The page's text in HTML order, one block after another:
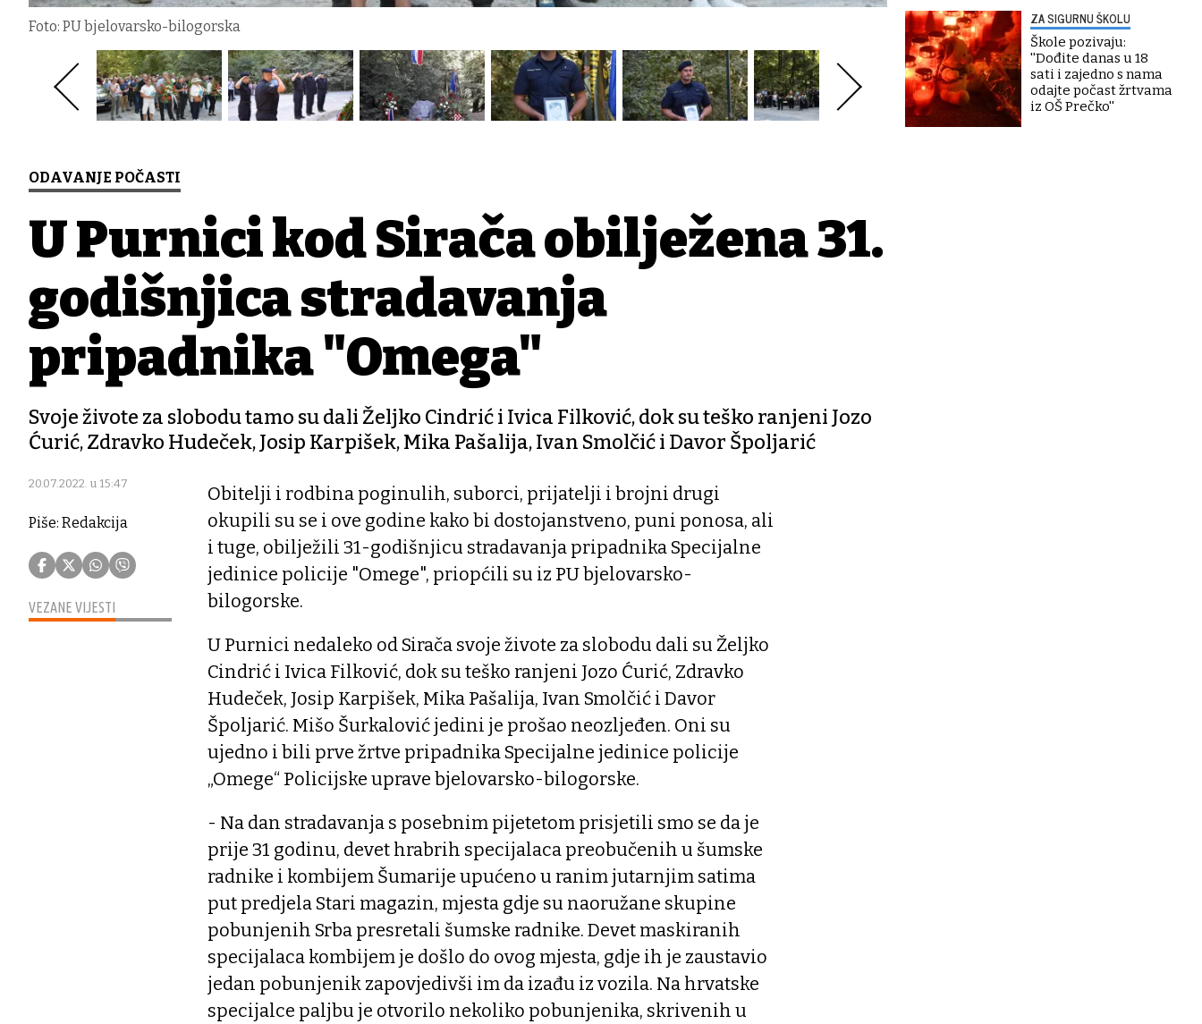
Foto: PU bjelovarsko-bilogorska
ODAVANJE POČASTI
U Purnici kod Sirača obilježena 31.
godišnjica stradavanja
pripadnika "Omega"
Svoje živote za slobodu tamo su dali Željko Cindrić i Ivica Filković, dok su teško ranjeni Jozo
Ćurić, Zdravko Hudeček, Josip Karpišek, Mika Pašalija, Ivan Smolčić i Davor Špoljarić
20.07.2022. u 15:47
Piše: Redakcija
VEZANE VIJESTI
Obitelji i rodbina poginulih, suborci, prijatelji i brojni drugi
okupili su se i ove godine kako bi dostojanstveno, puni ponosa, ali
i tuge, obilježili 31-godišnjicu stradavanja pripadnika Specijalne
jedinice policije "Omege", priopćili su iz PU bjelovarsko-
bilogorske.
U Purnici nedaleko od Sirača svoje živote za slobodu dali su Željko
Cindrić i Ivica Filković, dok su teško ranjeni Jozo Ćurić, Zdravko
Hudeček, Josip Karpišek, Mika Pašalija, Ivan Smolčić i Davor
Špoljarić. Mišo Šurkalović jedini je prošao neozljeđen. Oni su
ujedno i bili prve žrtve pripadnika Specijalne jedinice policije
„Omege“ Policijske uprave bjelovarsko-bilogorske.
- Na dan stradavanja s posebnim pijetetom prisjetili smo se da je
prije 31 godinu, devet hrabrih specijalaca preobučenih u šumske
radnike i kombijem Šumarije upućeno u ranim jutarnjim satima
put predjela Stari magazin, mjesta gdje su naoružane skupine
pobunjenih Srba presretali šumske radnike. Devet maskiranih
specijalaca kombijem je došlo do ovog mjesta, gdje ih je zaustavio
jedan pobunjenik zapovjedivši im da izađu iz vozila. Na hrvatske
specijalce paljbu je otvorilo nekoliko pobunjenika, skrivenih u
ZA SIGURNU ŠKOLU
Škole pozivaju:
''Dođite danas u 18
sati i zajedno s nama
odajte počast žrtvama
iz OŠ Prečko''